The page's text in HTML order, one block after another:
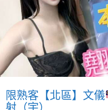
限熟客【北區】文儀
射（宇）